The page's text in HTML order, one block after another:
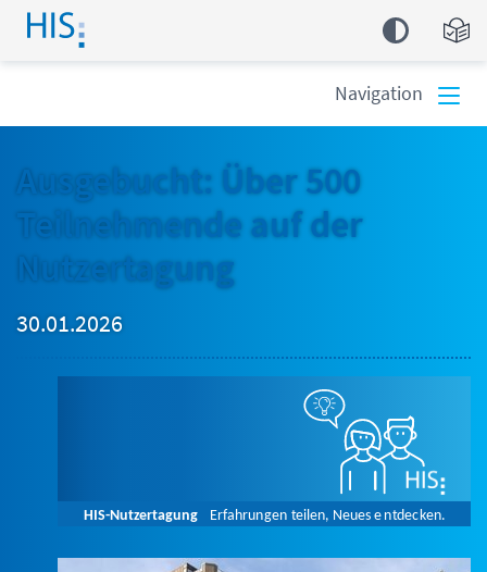
Navigation
Ausgebucht: Über 500
Teilnehmende auf der
Nutzertagung
30.01.2026